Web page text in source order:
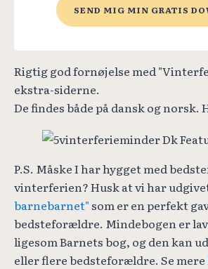
Rigtig god fornøjelse med
ekstra-siderne.
De findes både på dansk og norsk.
P.S. Måske I har hygget med
vinterferien? Husk at vi har
barnebarnet" som er en perfekt
bedsteforældre. Mindebogen er
ligesom Barnets bog, og den kan
eller flere bedsteforældre. Se mere